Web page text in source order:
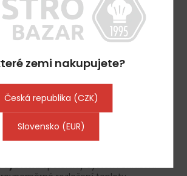
120 litrů pro optimální skladování
rozsah:2°C až 12°C pro ideální
uchování čerstvosti
Zakřivené sklo pro moderní a
vzhled, který zvyšuje viditelnost
LED osvětlení pro lepší prezentaci
systém:Spolehlivý systém chlazení
zemi nakupujete?
Česká republika (CZK)
Slovensko (EUR)